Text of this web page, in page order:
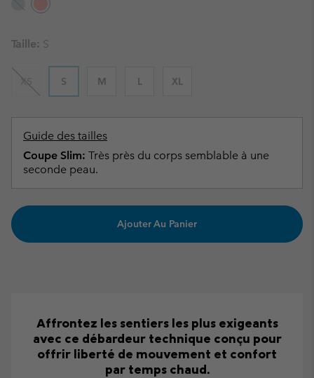
Taille: S
XS S M L XL
Guide des tailles
Coupe Slim: Très près du corps semblable à une
seconde peau.
Ajouter Au Panier
Affrontez les sentiers les plus exigeants
avec ce débardeur technique conçu pour
offrir liberté de mouvement et confort
par temps chaud.